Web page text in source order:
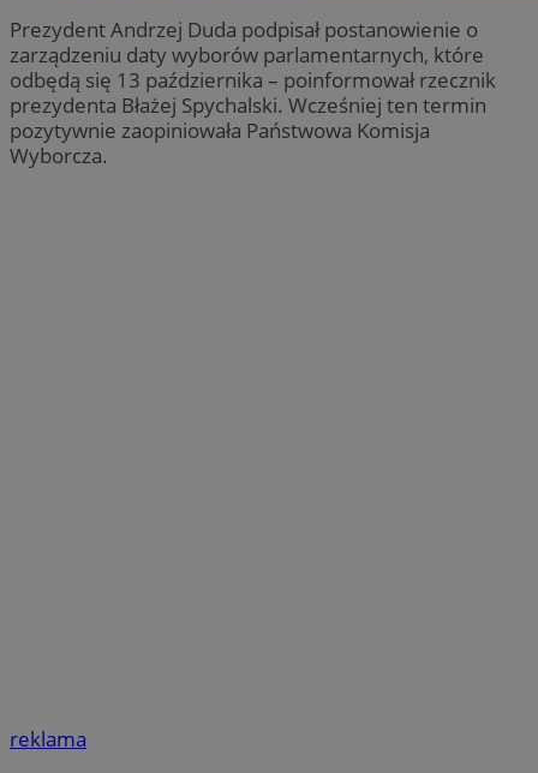
Prezydent Andrzej Duda podpisał postanowienie o
zarządzeniu daty wyborów parlamentarnych, które
odbędą się 13 października – poinformował rzecznik
prezydenta Błażej Spychalski. Wcześniej ten termin
pozytywnie zaopiniowała Państwowa Komisja
Wyborcza.
reklama